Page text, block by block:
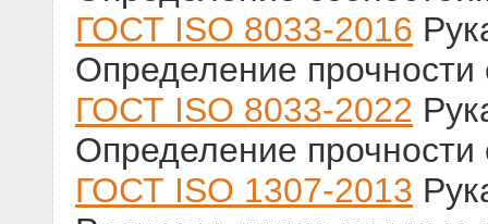
ГОСТ ISO 8033-2016
Определение
ГОСТ ISO 8033-2022
Определение
ГОСТ ISO 1307-2013